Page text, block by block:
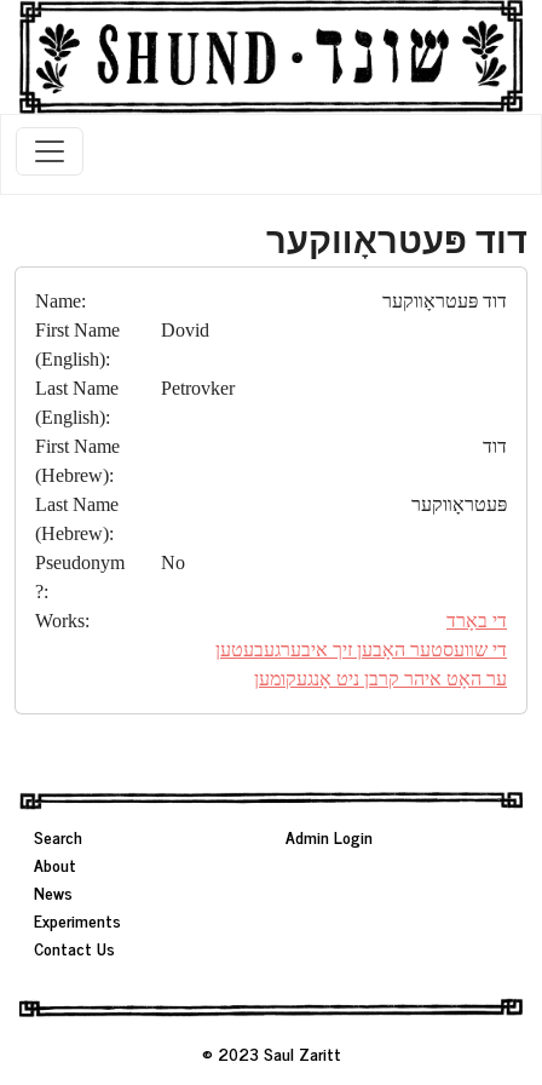
דוד פּעטראָװקער
Name:
דוד פּעטראָװקער
First Name
(English):
Dovid
Last Name
(English):
Petrovker
First Name
(Hebrew):
דוד
Last Name
(Hebrew):
פּעטראָװקער
Pseudonym
?:
No
Works:
די באָרד
די שװעסטער האָבען זיך איבערגעבעטען
ער האָט איהר קרבן ניט אָנגעקומען
Search
About
News
Experiments
Contact Us
Admin Login
© 2023 Saul Zaritt